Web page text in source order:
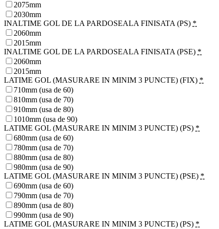
2075mm
2030mm
INALTIME GOL DE LA PARDOSEALA FINISATA (PS) *
2060mm
2015mm
INALTIME GOL DE LA PARDOSEALA FINISATA (PSE) *
2060mm
2015mm
LATIME GOL (MASURARE IN MINIM 3 PUNCTE) (FIX) *
710mm (usa de 60)
810mm (usa de 70)
910mm (usa de 80)
1010mm (usa de 90)
LATIME GOL (MASURARE IN MINIM 3 PUNCTE) (PS) *
680mm (usa de 60)
780mm (usa de 70)
880mm (usa de 80)
980mm (usa de 90)
LATIME GOL (MASURARE IN MINIM 3 PUNCTE) (PSE) *
690mm (usa de 60)
790mm (usa de 70)
890mm (usa de 80)
990mm (usa de 90)
LATIME GOL (MASURARE IN MINIM 3 PUNCTE) (PS) *